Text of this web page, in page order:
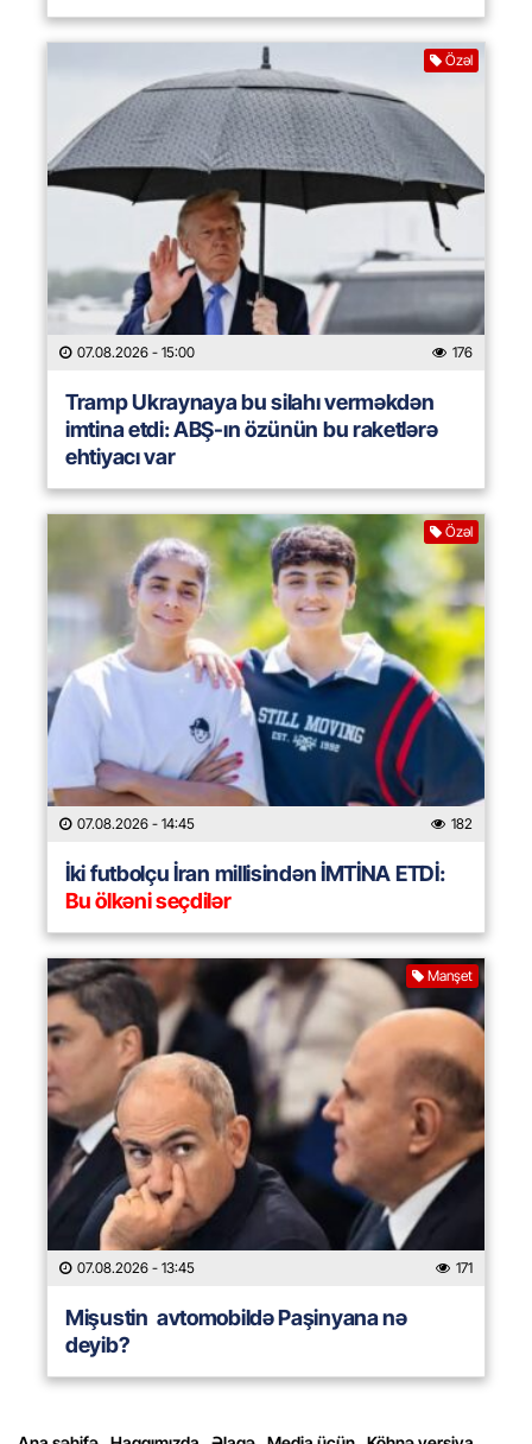
Özəl
07.08.2026 - 15:00 176
Tramp Ukraynaya bu silahı verməkdən
imtina etdi: ABŞ-ın özünün bu raketlərə
ehtiyacı var
Özəl
07.08.2026 - 14:45 182
İki futbolçu İran millisindən İMTİNA ETDİ:
Bu ölkəni seçdilər
Manşet
07.08.2026 - 13:45 171
Mişustin avtomobildə Paşinyana nə
deyib?